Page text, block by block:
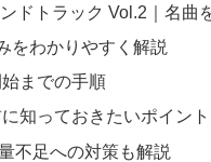
ドトラック Vol.2｜名曲
をわかりやすく解説
までの手順
知っておきたいポイント
不足への対策も解説